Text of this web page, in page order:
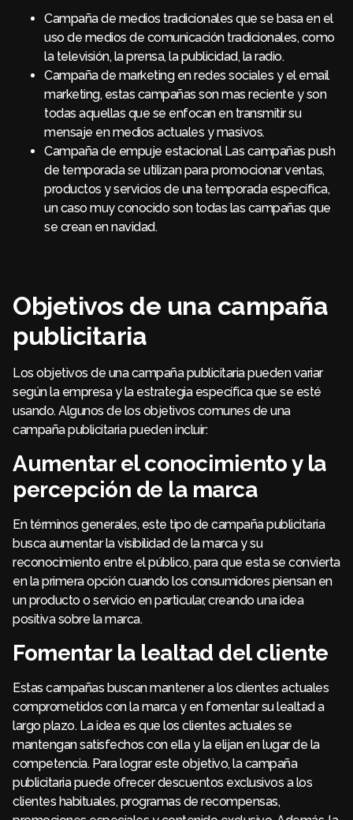
Campaña de medios tradicionales que se basa en el
uso de medios de comunicación tradicionales, como
la televisión, la prensa, la publicidad, la radio.
Campaña de marketing en redes sociales y el email
marketing, estas campañas son mas reciente y son
todas aquellas que se enfocan en transmitir su
mensaje en medios actuales y masivos.
Campaña de empuje estacional Las campañas push
de temporada se utilizan para promocionar ventas,
productos y servicios de una temporada específica,
un caso muy conocido son todas las campañas que
se crean en navidad.
Objetivos de una campaña
publicitaria
Los objetivos de una campaña publicitaria pueden variar
según la empresa y la estrategia específica que se esté
usando. Algunos de los objetivos comunes de una
campaña publicitaria pueden incluir:
Aumentar el conocimiento y la
percepción de la marca
En términos generales, este tipo de campaña publicitaria
busca aumentar la visibilidad de la marca y su
reconocimiento entre el público, para que esta se convierta
en la primera opción cuando los consumidores piensan en
un producto o servicio en particular, creando una idea
positiva sobre la marca.
Fomentar la lealtad del cliente
Estas campañas buscan mantener a los clientes actuales
comprometidos con la marca y en fomentar su lealtad a
largo plazo. La idea es que los clientes actuales se
mantengan satisfechos con ella y la elijan en lugar de la
competencia. Para lograr este objetivo, la campaña
publicitaria puede ofrecer descuentos exclusivos a los
clientes habituales, programas de recompensas,